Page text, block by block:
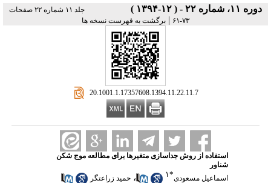
دوره ۱۱، شماره ۲۲ - ( ۱۲-۱۳۹۴ )
جلد ۱۱ شماره ۲۲ صفحات
۷۳-۶۱
| برگشت به فهرست نسخه ها
‎ 20.1001.1.17357608.1394.11.22.11.7
استفاده از روش جداسازی متغیرها برای مطالعه موج شکن
شناور
اسماعیل مسعودی*۱ ، حمید زراعتگر